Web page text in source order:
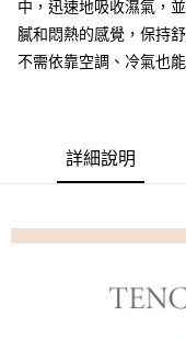
台新國際商業銀行
台灣樂天信用卡公司
Google Pay
全盈+PAY
【大哥付你分期使用說明】
1.本服務由台灣大哥大提
成交易。
消。如遇「轉專審核」未
法說明評估內容。
AFTEE先享後付
２．便利：只要手機號碼
中，迅速地吸收濕氣，
膩和悶熱的感覺，保持
不需依靠空調、冷氣也
詳細說明